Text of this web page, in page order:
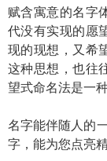
赋含寓意的名字
代没有实现的愿
现的现想，又希
这种思想，也往
望式命名法是一
名字能伴随人的
字，能为您点亮